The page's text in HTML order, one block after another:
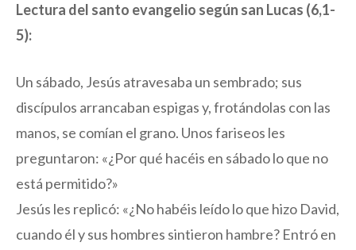
Lectura del santo evangelio según san Lucas (6,1-
5):
Un sábado, Jesús atravesaba un sembrado; sus
discípulos arrancaban espigas y, frotándolas con las
manos, se comían el grano. Unos fariseos les
preguntaron: «¿Por qué hacéis en sábado lo que no
está permitido?»
Jesús les replicó: «¿No habéis leído lo que hizo David,
cuando él y sus hombres sintieron hambre? Entró en